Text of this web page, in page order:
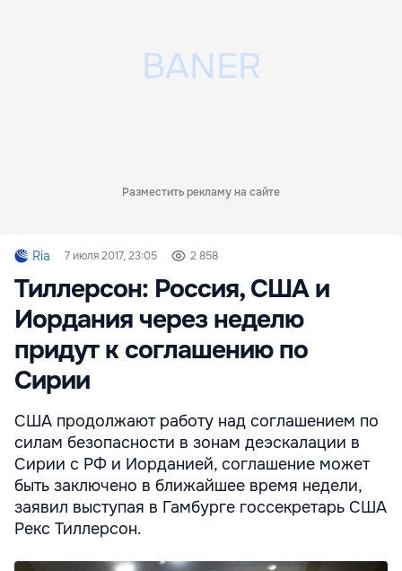
Разместить рекламу на сайте
Ria 7 июля 2017, 23:05 2 858
Тиллерсон: Россия, США и
Иордания через неделю
придут к соглашению по
Сирии
США продолжают работу над соглашением по
силам безопасности в зонам деэскалации в
Сирии с РФ и Иорданией, соглашение может
быть заключено в ближайшее время недели,
заявил выступая в Гамбурге госсекретарь США
Рекс Тиллерсон.